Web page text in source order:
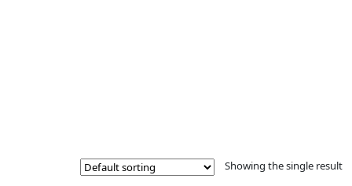
Showing the single result